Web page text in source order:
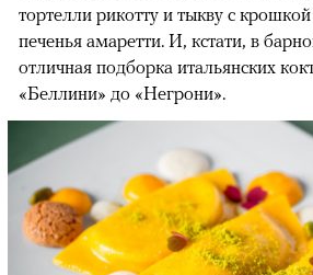
тортелли рикотту и тыкву с
печенья амаретти. И, кстати, в
отличная подборка итальянских
«Беллини» до «Негрони».